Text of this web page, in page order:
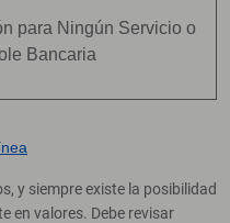
para Ningún Servicio o
Bancaria
y siempre existe la posibilidad
en valores. Debe revisar